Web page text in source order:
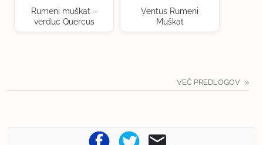
Rumeni muškat –
verduc Quercus
Ventus Rumeni
Muškat
VEČ PREDLOGOV